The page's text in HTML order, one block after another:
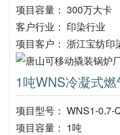
项目容量： 300万大卡
客户行业： 印染行业
项目客户： 浙江宝纺印
1吨WNS冷凝式燃
项目型号： WNS1-0.7-
项目容量： 1吨